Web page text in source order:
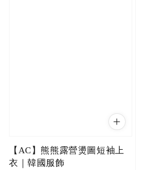
【AC】熊熊露營燙圖短袖上
衣｜韓國服飾